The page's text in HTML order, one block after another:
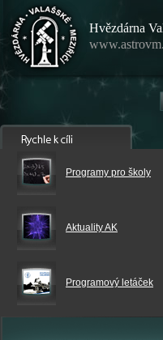
Hvězdárna
Programy pro školy
Aktuality AK
Programový letáček